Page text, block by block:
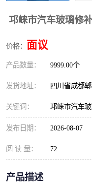
邛崃市汽车玻璃修
价格： 面议
产品数量： 9999.00个
发货地址： 四川省成都
关键词： 邛崃市汽车
发布日期： 2026-08-07
阅 读 量： 72
产品描述